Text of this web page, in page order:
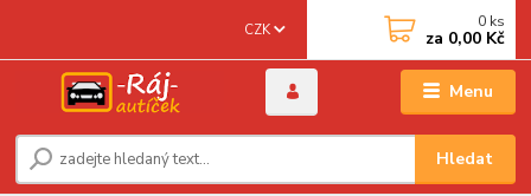
Menu
CZK
Hledat
0 ks
za 0,00 Kč